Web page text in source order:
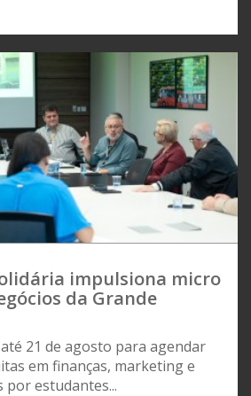
impulsiona micro
da Grande
21 de agosto para agendar
em finanças, marketing e
por estudantes...